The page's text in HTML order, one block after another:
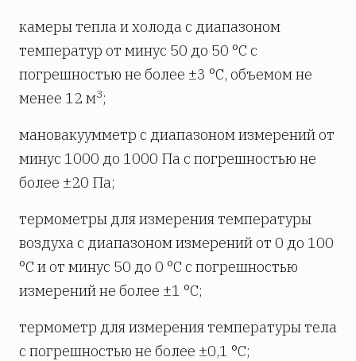
камеры тепла и холода с диапазоном
температур от минус 50 до 50 °С с
погрешностью не более ±3 °С, объемом не
менее 12 м3;
мановакуумметр с диапазоном измерений от
минус 1000 до 1000 Па с погрешностью не
более ±20 Па;
термометры для измерения температуры
воздуха с диапазоном измерений от 0 до 100
°С и от минус 50 до 0 °С с погрешностью
измерений не более ±1 °С;
термометр для измерения температуры тела
с погрешностью не более ±0,1 °С;